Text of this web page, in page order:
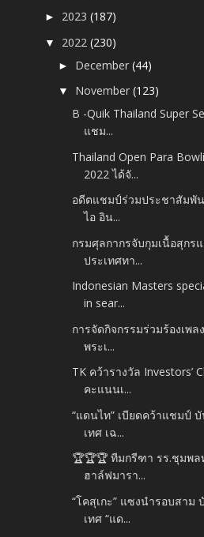
► 2023(187)
▼ 2022(230)
► December(44)
▼ November(123)
B -Quik Thailand Super
แชม...
Thailand Open Para
2022 ได้จั...
อดีตแชมป์ร่วมประชาสัมพั
ไอ อิน...
กรมศุลกากรจับกุมเนื้อสุกร
ประเทศทา...
Indonesian Masters
in sear...
การจัดกิจกรรมร่วมร้องเพ
พระเ...
TK คว้ารางวัล Investors’
คะแนนเ...
“แดนไท” เบียดคว้าแชมป์
เทศ เฉ...
🏆🏆🏆 ทีมกรีฑา รร.ชุมพล
ฮาล์ฟมารา...
“โคสุเกะ” แซงนำรอบสา
เทศ “แด...